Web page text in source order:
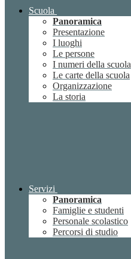
Scuola
Panoramica
Presentazione
I luoghi
Le persone
I numeri della scuola
Le carte della scuola
Organizzazione
La storia
Servizi
Panoramica
Famiglie e studenti
Personale scolastico
Percorsi di studio